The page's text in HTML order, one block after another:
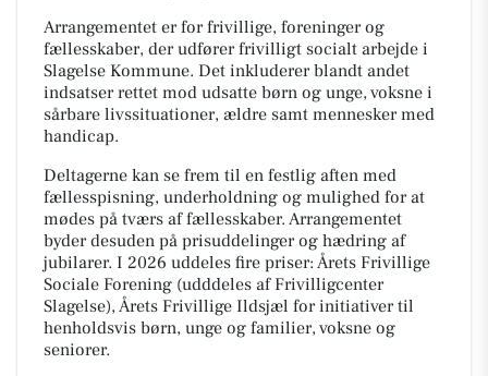
Arrangementet er for frivillige, foreninger og
fællesskaber, der udfører frivilligt socialt arbejde i
Slagelse Kommune. Det inkluderer blandt andet
indsatser rettet mod udsatte børn og unge, voksne i
sårbare livssituationer, ældre samt mennesker med
handicap.
Deltagerne kan se frem til en festlig aften med
fællesspisning, underholdning og mulighed for at
mødes på tværs af fællesskaber. Arrangementet
byder desuden på prisuddelinger og hædring af
jubilarer. I 2026 uddeles fire priser: Årets Frivillige
Sociale Forening (udddeles af Frivilligcenter
Slagelse), Årets Frivillige Ildsjæl for initiativer til
henholdsvis børn, unge og familier, voksne og
seniorer.